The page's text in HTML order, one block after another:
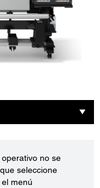
no se
seleccione
menú